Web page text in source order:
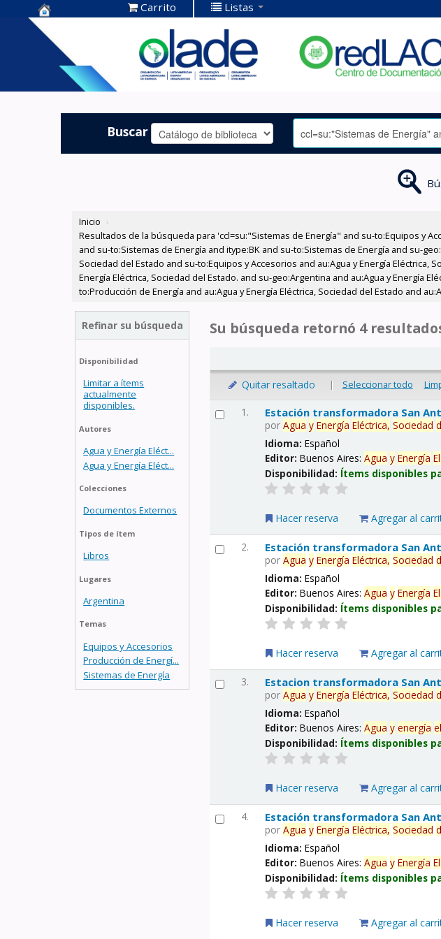
Centro de
Documentación
OLADE -
Carrito Listas
Buscar
Inicio ›
Resultados de la búsqueda para 'ccl=su:"Sistemas de Energía" and su-to:Equipos y
and su-to:Sistemas de Energía and itype:BK and su-to:Sistemas de Energía and su-
Sociedad del Estado and su-to:Equipos y Accesorios and au:Agua y Energía Eléctrica,
Energía Eléctrica, Sociedad del Estado. and su-geo:Argentina and au:Agua y Energía
to:Producción de Energía and au:Agua y Energía Eléctrica, Sociedad del Estado and
Refinar su búsqueda
Disponibilidad
Limitar a ítems
actualmente
disponibles.
Autores
Agua y Energía Eléct...
Agua y Energía Eléct...
Colecciones
Documentos Externos
Tipos de ítem
Libros
Lugares
Argentina
Temas
Equipos y Accesorios
Producción de Energí...
Sistemas de Energía
Su búsqueda retornó 4
Quitar resaltado | Seleccionar todo
1. Estación transformadora San
porAgua y Energía Eléctrica, Sociedad
Idioma:Español
Editor:Buenos Aires:Agua y Energía
Disponibilidad: Ítems disponibles
Hacer reserva Agregar al
2. Estación transformadora San
porAgua y Energía Eléctrica, Sociedad
Idioma:Español
Editor:Buenos Aires:Agua y Energía
Disponibilidad: Ítems disponibles
Hacer reserva Agregar al
3. Estacion transformadora San
porAgua y Energía Eléctrica, Sociedad
Idioma:Español
Editor:Buenos Aires:Agua y energía
Disponibilidad: Ítems disponibles
Hacer reserva Agregar al
4. Estación transformadora San
porAgua y Energía Eléctrica, Sociedad
Idioma:Español
Editor:Buenos Aires:Agua y Energía
Disponibilidad: Ítems disponibles
Hacer reserva Agregar al